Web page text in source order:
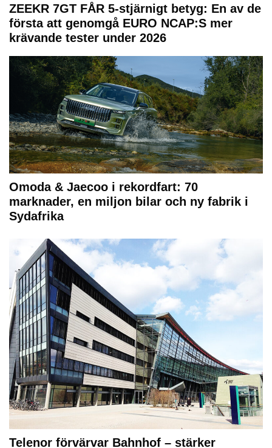
ZEEKR 7GT FÅR 5-stjärnigt betyg: En av de
första att genomgå EURO NCAP:S mer
krävande tester under 2026
Omoda & Jaecoo i rekordfart: 70
marknader, en miljon bilar och ny fabrik i
Sydafrika
Telenor förvärvar Bahnhof – stärker